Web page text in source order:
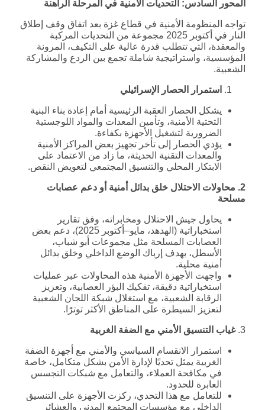
المحور السادس: التحديات الأمنية في المرحلة الراهنة
تواجه المنظومة الأمنية في قطاع غزة بعد اتفاق وقف إطلاق
النار في أكتوبر 2025 مجموعة من التحديات المركبة
والمعقدة، التي تتطلب قدرة عالية على التكيف، المرونة
المؤسسية، واستراتيجية شاملة تجمع بين الردع والمشاركة
الشعبية.
استمرار الحصار الإسرائيلي
يشكل الحصار العقبة الرئيسية أمام إعادة بناء البنية
التحتية الأمنية، وتأمين المعدات والمواد اللوجستية
الضرورية لتشغيل الأجهزة بكفاءة.
يؤدي الحصار إلى تأخر تجهيز بعض المراكز الأمنية
والمعدات التقنية الحديثة، ما زاد من الاعتماد على
الابتكار المحلي والتنسيق المجتمعي لتعويض النقص.
2. محاولات الاحتلال خلق بدائل أمنية أو دعم عصابات
مسلحة
يحاول جيش الاحتلال ومخابراته، وفق تقارير
استخباراتية (الهدهد، مايو–أكتوبر 2025)، دعم بعض
العصابات المسلحة مثل مجموعات أبو شباب،
الأسطل، بهدف إرباك الوضع الداخلي وخلق بدائل
أمنية محلية.
واجهت الأجهزة الأمنية هذه المحاولات عبر عمليات
استخباراتية دقيقة، تفكيك البؤر العصابية، وتعزيز
الرقابة الشعبية، مع استغلال شبكة اللجان الشعبية
لتعزيز السيطرة على المناطق الأكثر توترًا.
3. غياب التنسيق الأمني مع الضفة الغربية
استمرار الانقسام السياسي والأمني مع أجهزة الضفة
الغربية يمثل تحديًا لإدارة الأمن بشكل متكامل، خاصة
في مكافحة العملاء، والتعامل مع شبكات التجسس
العابرة للحدود.
للتعامل مع هذا التحدي، ركزت الأجهزة على التنسيق
الداخلي مع مؤسسات المجتمع المدني والعشائر